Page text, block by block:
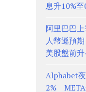
息升10%
阿里巴巴
人幣遜預
美股盤前
Alphabet
2% META